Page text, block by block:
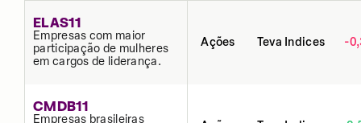
ELAS11
Empresas com maior
participação de mulheres
em cargos de liderança.
Ações Teva Indices -
CMDB11
Empresas brasileiras